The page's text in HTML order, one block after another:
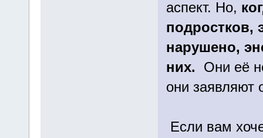
аспект. Но,
подростков,
нарушено,
них. Они её
они заявляют
Если вам